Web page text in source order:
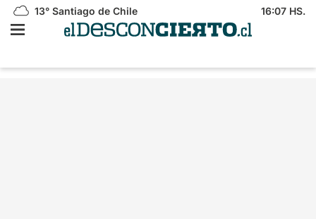
13° Santiago de Chile 16:07 HS.